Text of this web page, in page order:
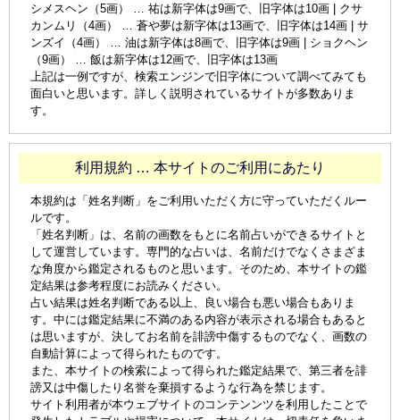
シメスヘン（5画） … 祐は新字体は9画で、旧字体は10画 | クサ
カンムリ（4画） … 蒼や夢は新字体は13画で、旧字体は14画 | サ
ンズイ（4画） … 油は新字体は8画で、旧字体は9画 | ショクヘン
（9画） … 飯は新字体は12画で、旧字体は13画
上記は一例ですが、検索エンジンで旧字体について調べてみても
面白いと思います。詳しく説明されているサイトが多数ありま
す。
利用規約 … 本サイトのご利用にあたり
本規約は「姓名判断」をご利用いただく方に守っていただくルー
ルです。
「姓名判断」は、名前の画数をもとに名前占いができるサイトと
して運営しています。専門的な占いは、名前だけでなくさまざま
な角度から鑑定されるものと思います。そのため、本サイトの鑑
定結果は参考程度にお読みください。
占い結果は姓名判断である以上、良い場合も悪い場合もありま
す。中には鑑定結果に不満のある内容が表示される場合もあると
は思いますが、決してお名前を誹謗中傷するものでなく、画数の
自動計算によって得られたものです。
また、本サイトの検索によって得られた鑑定結果で、第三者を誹
謗又は中傷したり名誉を棄損するような行為を禁じます。
サイト利用者が本ウェブサイトのコンテンンツを利用したことで